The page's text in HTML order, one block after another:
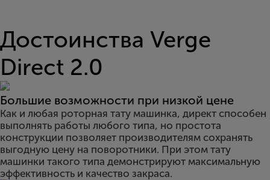
Достоинства Verge
Direct 2.0
Большие возможности при низкой цене
Как и любая роторная тату машинка, директ способен
выполнять работы любого типа, но простота
конструкции позволяет производителям сохранять
выгодную цену на поворотники. При этом тату
машинки такого типа демонстрируют максимальную
эффективность и качество закраса.